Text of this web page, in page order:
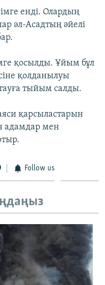
енді. Олардың
әл-Асадтың әйелі
қосылды. Ұйым бұл
қолданылуы
тыйым салды.
қарсыластарын
адамдар мен
Follow us